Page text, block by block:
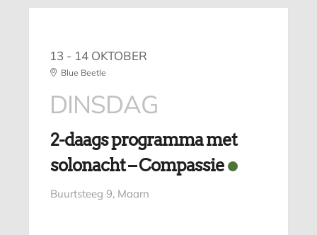
13 - 14 OKTOBER
Blue Beetle
DINSDAG
2-daags programma met
solonacht – Compassie
Buurtsteeg 9, Maarn